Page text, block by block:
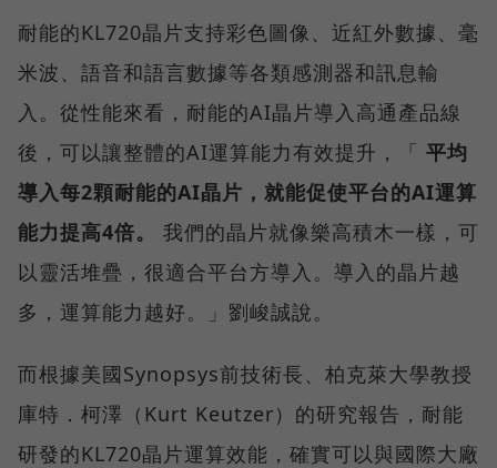
耐能的KL720晶片支持彩色圖像、近紅外數據、毫
米波、語音和語言數據等各類感測器和訊息輸
入。從性能來看，耐能的AI晶片導入高通產品線
後，可以讓整體的AI運算能力有效提升，「 平均
導入每2顆耐能的AI晶片，就能促使平台的AI運算
能力提高4倍。
我們的晶片就像樂高積木一樣，可
以靈活堆疊，很適合平台方導入。導入的晶片越
多，運算能力越好。」劉峻誠說。
而根據美國Synopsys前技術長、柏克萊大學教授
庫特．柯澤（Kurt Keutzer）的研究報告，耐能
研發的KL720晶片運算效能，確實可以與國際大廠